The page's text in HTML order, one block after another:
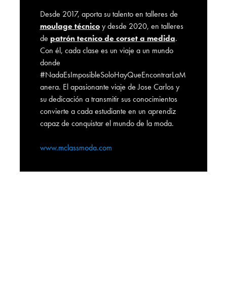
Desde 2017, aporta su talento en talleres de
moulage técnicoy desde 2020, en talleres
de patrón tecnico de corset a medida.
Con él, cada clase es un viaje a un mundo
donde
#NadaEsImposibleSoloHayQueEncontrarLaM
anera. El apasionante viaje de Jose Carlos y
su dedicación a transmitir sus conocimientos
convierte a cada estudiante en un aprendiz
capaz de conquistar el mundo de la moda.
www.mclassmoda.com